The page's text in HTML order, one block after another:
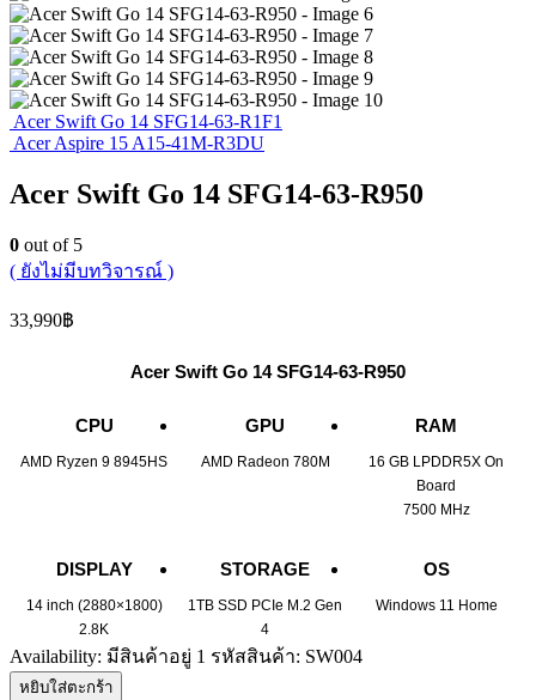
Acer Swift Go 14 SFG14-63-R1F1
Acer Aspire 15 A15-41M-R3DU
Acer Swift Go 14 SFG14-63-R950
0 out of 5
( ยังไม่มีบทวิจารณ์ )
33,990฿
Acer Swift Go 14 SFG14-63-R950
CPU
AMD Ryzen 9 8945HS
GPU
AMD Radeon 780M
RAM
16 GB LPDDR5X On
Board
7500 MHz
DISPLAY
14 inch (2880×1800)
2.8K
STORAGE
1TB SSD PCIe M.2 Gen
4
OS
Windows 11 Home
Availability: มีสินค้าอยู่ 1 รหัสสินค้า: SW004
หยิบใส่ตะกร้า